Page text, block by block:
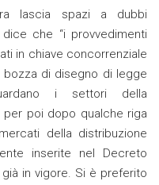
lascia spazi a dubbi
che “i provvedimenti
in chiave concorrenziale
di disegno di legge
i settori della
per poi dopo qualche riga
della distribuzione
inserite nel Decreto
in vigore. Si è preferito